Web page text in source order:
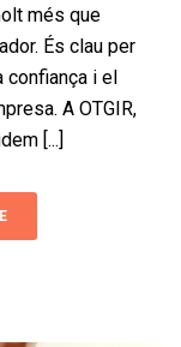
més que
És clau per
confiança i el
A OTGIR,
[...]